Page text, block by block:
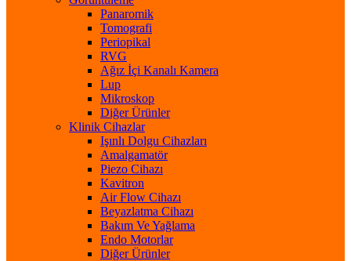
Panaromik
Tomografi
Periopikal
RVG
Ağız İçi Kanalı Kamera
Lup
Mikroskop
Diğer Ürünler
Klinik Cihazlar
Işınlı Dolgu Cihazları
Amalgamatör
Piezo Cihazı
Kavitron
Air Flow Cihazı
Beyazlatma Cihazı
Bakım Ve Yağlama
Endo Motorlar
Diğer Ürünler